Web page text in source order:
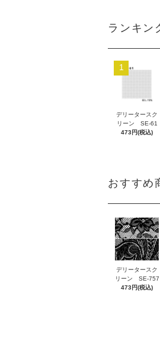
ランキン
1
デリータースク
リーン SE-61
473円(税込)
おすすめ
デリータースク
リーン SE-757
473円(税込)